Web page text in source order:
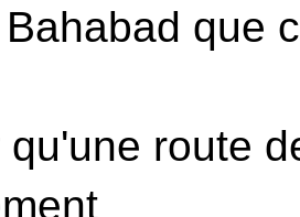
que
qu'une route